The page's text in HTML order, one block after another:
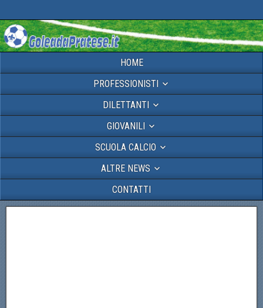
HOME
PROFESSIONISTI
DILETTANTI
GIOVANILI
SCUOLA CALCIO
ALTRE NEWS
CONTATTI